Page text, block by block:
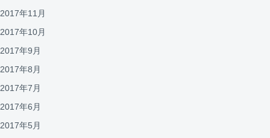
2017年11月
2017年10月
2017年9月
2017年8月
2017年7月
2017年6月
2017年5月